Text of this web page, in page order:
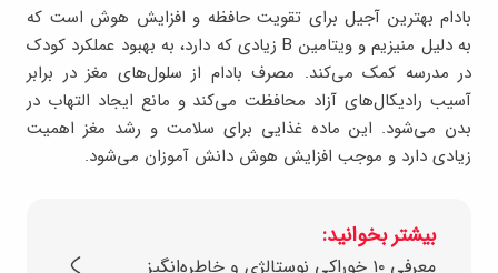
بادام بهترین آجیل برای تقویت حافظه و افزایش هوش است که
به دلیل منیزیم و ویتامین B زیادی که دارد، به بهبود عملکرد کودک
در مدرسه کمک می‌کند. مصرف بادام از سلول‌های مغز در برابر
آسیب رادیکال‌های آزاد محافظت می‌کند و مانع ایجاد التهاب در
بدن می‌شود. این ماده غذایی برای سلامت و رشد مغز اهمیت
زیادی دارد و موجب افزایش هوش دانش آموزان می‌شود.
بیشتر بخوانید:
معرفی ۱۰ خوراکی نوستالژی و خاطره‌انگیز